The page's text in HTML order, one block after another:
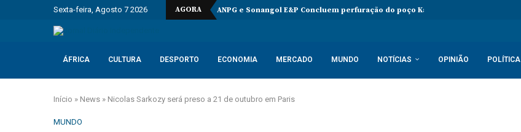
Sexta-feira, Agosto 7 2026 AGORA ANPG e Sonangol E&P Concluem perfuração do poço Katambi-2 do bloco 24
ÁFRICA CULTURA DESPORTO ECONOMIA MERCADO MUNDO NOTÍCIAS OPINIÃO POLÍTICA
Início » News » Nicolas Sarkozy será preso a 21 de outubro em Paris
MUNDO